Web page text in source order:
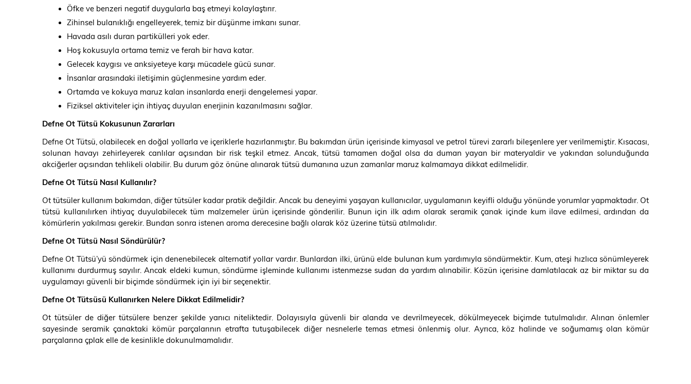
Öfke ve benzeri negatif duygularla baş etmeyi kolaylaştırır.
Zihinsel bulanıklığı engelleyerek, temiz bir düşünme imkanı sunar.
Havada asılı duran partikülleri yok eder.
Hoş kokusuyla ortama temiz ve ferah bir hava katar.
Gelecek kaygısı ve anksiyeteye karşı mücadele gücü sunar.
İnsanlar arasındaki iletişimin güçlenmesine yardım eder.
Ortamda ve kokuya maruz kalan insanlarda enerji dengelemesi yapar.
Fiziksel aktiviteler için ihtiyaç duyulan enerjinin kazanılmasını sağlar.
Defne Ot Tütsü Kokusunun Zararları
Defne Ot Tütsü, olabilecek en doğal yollarla ve içeriklerle hazırlanmıştır. Bu bakımdan ürün içerisinde kimyasal ve petrol türevi zararlı bileşenlere yer verilmemiştir. Kısacası,
solunan havayı zehirleyerek canlılar açısından bir risk teşkil etmez. Ancak, tütsü tamamen doğal olsa da duman yayan bir materyaldir ve yakından solunduğunda
akciğerler açısından tehlikeli olabilir. Bu durum göz önüne alınarak tütsü dumanına uzun zamanlar maruz kalmamaya dikkat edilmelidir.
Defne Ot Tütsü Nasıl Kullanılır?
Ot tütsüler kullanım bakımdan, diğer tütsüler kadar pratik değildir. Ancak bu deneyimi yaşayan kullanıcılar, uygulamanın keyifli olduğu yönünde yorumlar yapmaktadır. Ot
tütsü kullanılırken ihtiyaç duyulabilecek tüm malzemeler ürün içerisinde gönderilir. Bunun için ilk adım olarak seramik çanak içinde kum ilave edilmesi, ardından da
kömürlerin yakılması gerekir. Bundan sonra istenen aroma derecesine bağlı olarak köz üzerine tütsü atılmalıdır.
Defne Ot Tütsü Nasıl Söndürülür?
Defne Ot Tütsü’yü söndürmek için denenebilecek alternatif yollar vardır. Bunlardan ilki, ürünü elde bulunan kum yardımıyla söndürmektir. Kum, ateşi hızlıca sönümleyerek
kullanımı durdurmuş sayılır. Ancak eldeki kumun, söndürme işleminde kullanımı istenmezse sudan da yardım alınabilir. Közün içerisine damlatılacak az bir miktar su da
uygulamayı güvenli bir biçimde söndürmek için iyi bir seçenektir.
Defne Ot Tütsüsü Kullanırken Nelere Dikkat Edilmelidir?
Ot tütsüler de diğer tütsülere benzer şekilde yanıcı niteliktedir. Dolayısıyla güvenli bir alanda ve devrilmeyecek, dökülmeyecek biçimde tutulmalıdır. Alınan önlemler
sayesinde seramik çanaktaki kömür parçalarının etrafta tutuşabilecek diğer nesnelerle temas etmesi önlenmiş olur. Ayrıca, köz halinde ve soğumamış olan kömür
parçalarına çplak elle de kesinlikle dokunulmamalıdır.